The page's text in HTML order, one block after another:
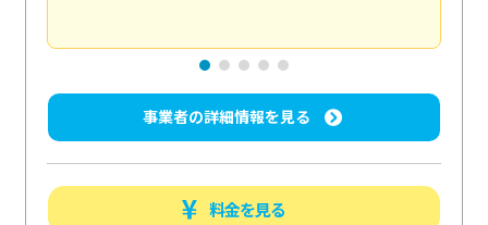
事業者の詳細情報を見る
料金を見る